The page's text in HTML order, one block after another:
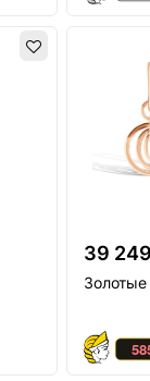
39
Золотые